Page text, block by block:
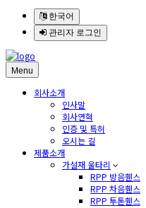
한국어
관리자 로그인
Menu
회사소개
인사말
회사연혁
인증 및 특허
오시는 길
제품소개
가설재 울타리
RPP 방음휀스
RPP 차음휀스
RPP 투톤휀스